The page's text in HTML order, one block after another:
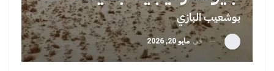
بوشعيب البازي
في مايو 20, 2026